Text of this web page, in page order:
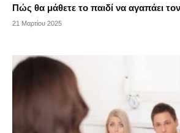
Πώς θα μάθετε το παιδί να αγαπάει
21 Μαρτίου 2025